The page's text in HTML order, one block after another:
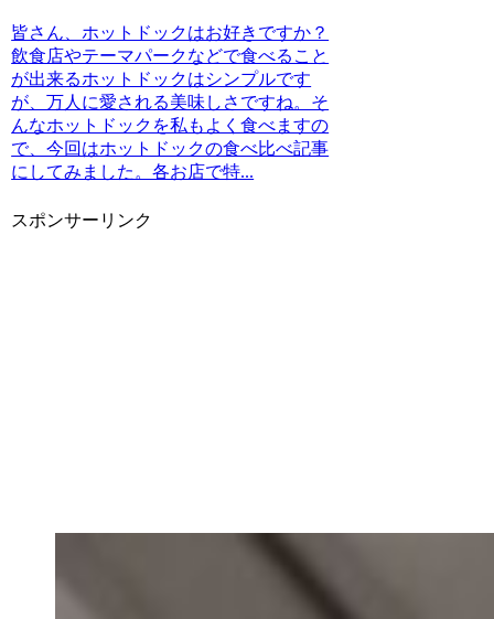
皆さん、ホットドックはお好きですか？
飲食店やテーマパークなどで食べること
が出来るホットドックはシンプルです
が、万人に愛される美味しさですね。そ
んなホットドックを私もよく食べますの
で、今回はホットドックの食べ比べ記事
にしてみました。各お店で特...
スポンサーリンク